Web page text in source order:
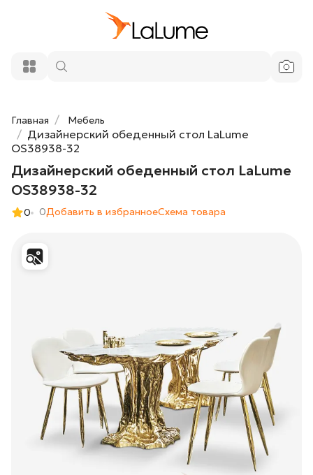
Главная Мебель
Дизайнерский обеденный стол LaLume
OS38938-32
Дизайнерский обеденный стол LaLume
OS38938-32
0 0Добавить в избранноеCхема товара
LaLume OS38938-32